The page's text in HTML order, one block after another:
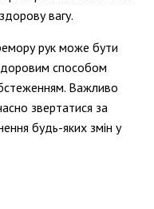
вагу.
рук може бути
способом
Важливо
звертатися за
будь-яких змін у